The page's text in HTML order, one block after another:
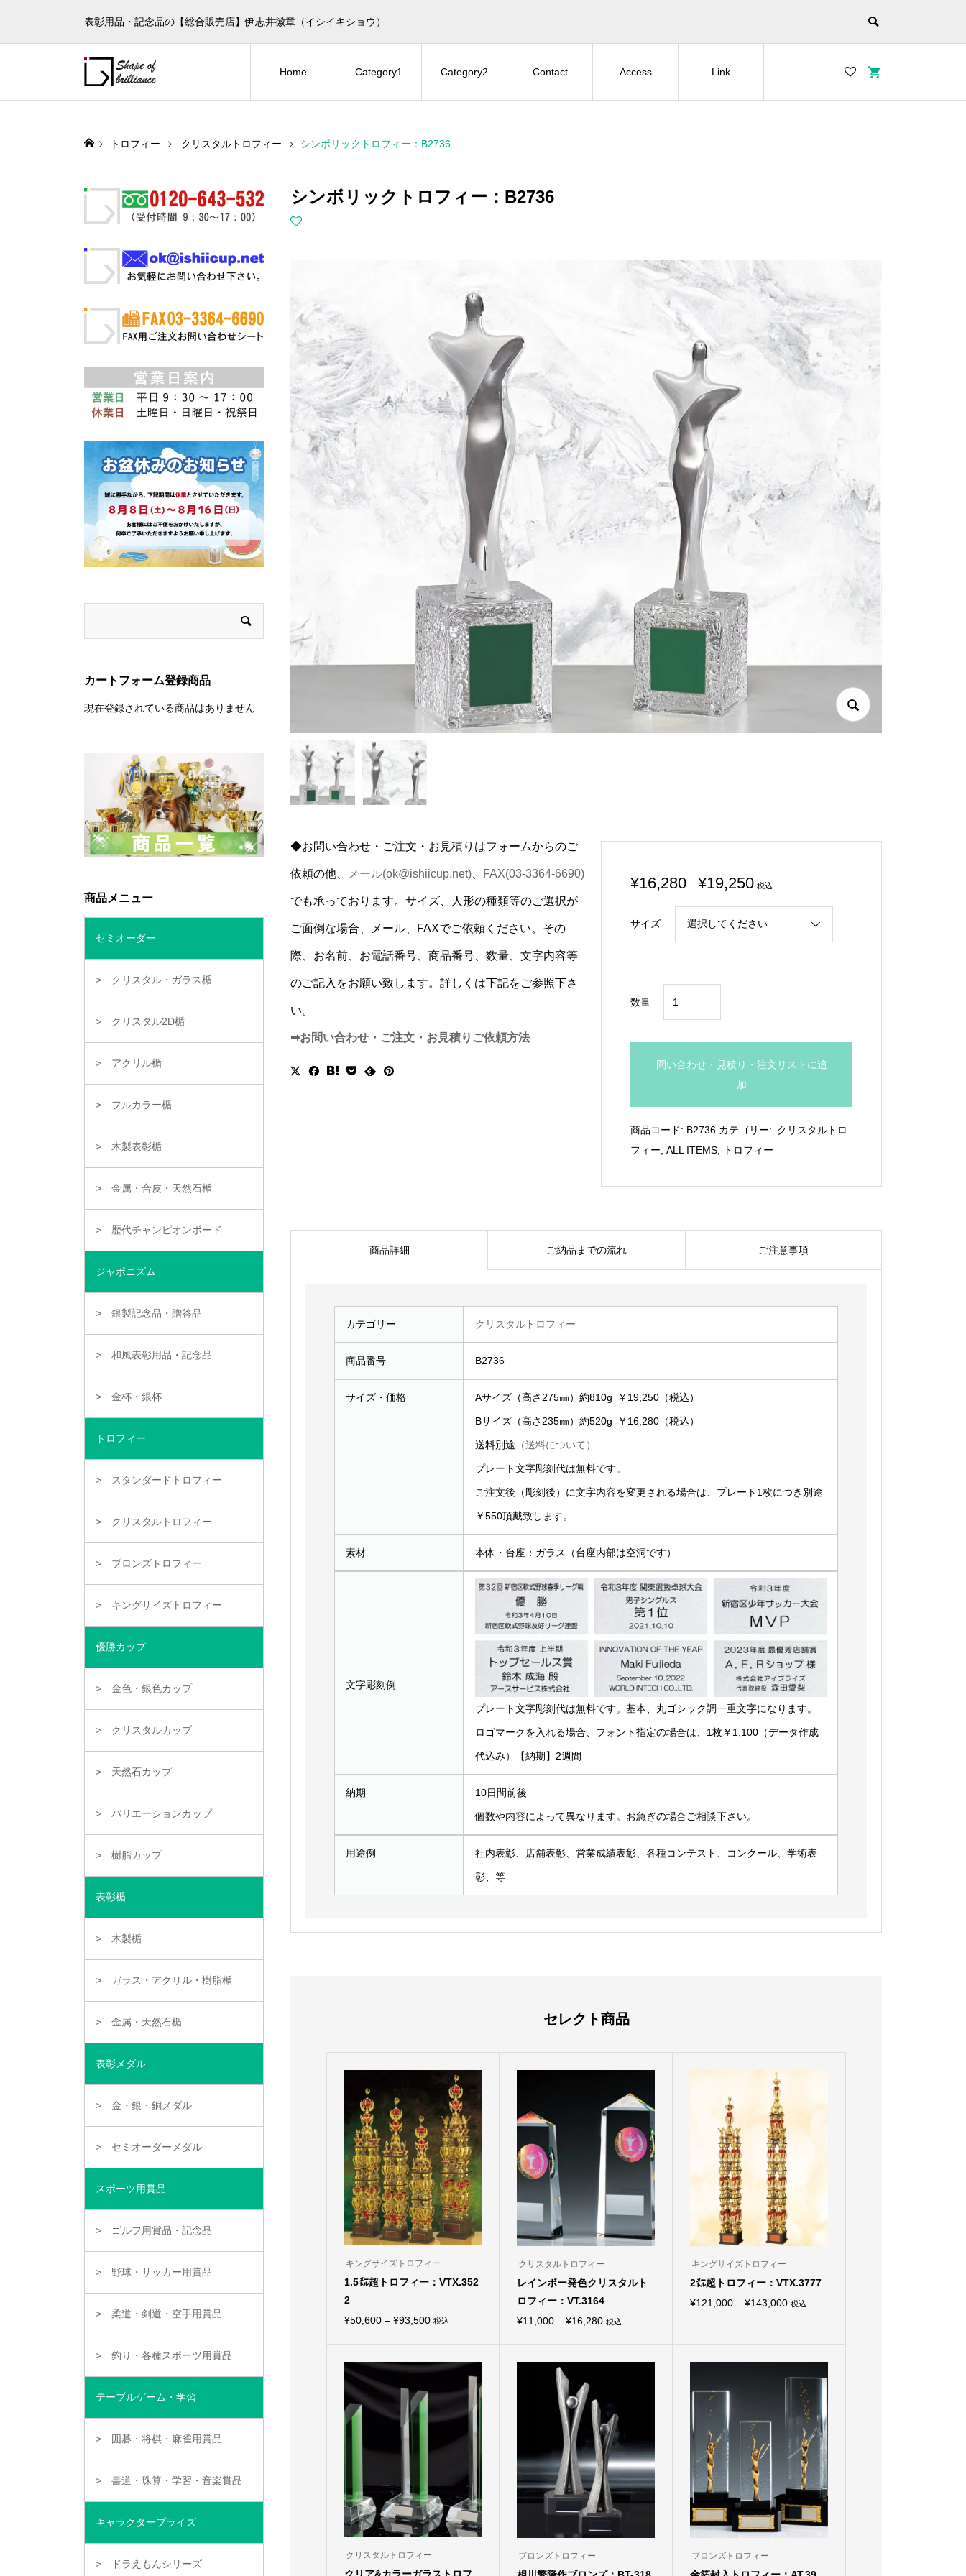
表彰用品・記念品の【総合販売店】伊志井徽章（イシイキショウ）
Home Category1 Category2 Contact Access Link
トロフィー クリスタルトロフィー シンボリックトロフィー：B2736
シンボリックトロフィー：B2736
◆お問い合わせ・ご注文・お見積りはフォームからのご
依頼の他、 メール(ok@ishiicup.net) FAX(03-3364-6690)
でも承っております。サイズ、人形の種類等のご選択が
ご面倒な場合、メール、FAXでご依頼ください。その
際、お名前、お電話番号、商品番号、数量、文字内容等
のご記入をお願い致します。詳しくは下記をご参照下さ
い。
➡お問い合わせ・ご注文・お見積りご依頼方法
¥16,280 – ¥19,250 税込
サイズ
数量
ロ
フ
問い合わせ・見積り・注文リストに追
加
商品コード: B2736 カテゴリー: クリスタルトロ
フィー,ALL ITEMS, トロフィー
商品詳細 ご納品までの流れ ご注意事項
カテゴリー クリスタルトロフィー
商品番号 B2736
サイズ・価格 Aサイズ（高さ275㎜）約810g ￥19,250（税込）
Bサイズ（高さ235㎜）約520g ￥16,280（税込）
送料別途 （送料について）
プレート文字彫刻代は無料です。
ご注文後（彫刻後）に文字内容を変更される場合は、プレート1枚につき別途
￥550頂戴致します。
素材 本体・台座：ガラス（台座内部は空洞です）
文字彫刻例
プレート文字彫刻代は無料です。基本、丸ゴシック調一重文字になります。
ロゴマークを入れる場合、フォント指定の場合は、1枚￥1,100（データ作成
代込み）【納期】2週間
納期 10日間前後
個数や内容によって異なります。お急ぎの場合ご相談下さい。
用途例 社内表彰、店舗表彰、営業成績表彰、各種コンテスト、コンクール、学術表
彰、等
セレクト商品
キングサイズトロフィー
1.5㍍超トロフィー：VTX.352
2
¥50,600 – ¥93,500価
¥50,600
税込
の
品
に
は
複
数
の
ョ
ン
が
あ
り
ま
す。
オ
クリスタルトロフィー
レインボー発色クリスタルト
ロフィー：VT.3164
¥11,000 – ¥16,280価
¥16,280
税込
の
品
エ
ー
シ
ョ
ン
り
ま
す。
オ
キングサイズトロフィー
2㍍超トロフィー：VTX.3777
¥121,000 – ¥143,000価
–
¥143,000
税込
品
に
数
リ
エ
シ
ョ
ン
が
あ
り
ま
オ
クリスタルトロフィー ブロンズトロフィー ブロンズトロフィー
カートフォーム登録商品
現在登録されている商品はありません
商品メニュー
セミオーダー
クリスタル・ガラス楯
クリスタル2D楯
アクリル楯
フルカラー楯
木製表彰楯
金属・合皮・天然石楯
歴代チャンピオンボード
ジャポニズム
銀製記念品・贈答品
和風表彰用品・記念品
金杯・銀杯
トロフィー
スタンダードトロフィー
クリスタルトロフィー
ブロンズトロフィー
キングサイズトロフィー
優勝カップ
金色・銀色カップ
クリスタルカップ
天然石カップ
バリエーションカップ
樹脂カップ
表彰楯
木製楯
ガラス・アクリル・樹脂楯
金属・天然石楯
表彰メダル
金・銀・銅メダル
セミオーダーメダル
スポーツ用賞品
ゴルフ用賞品・記念品
野球・サッカー用賞品
柔道・剣道・空手用賞品
釣り・各種スポーツ用賞品
テーブルゲーム・学習
囲碁・将棋・麻雀用賞品
書道・珠算・学習・音楽賞品
キャラクタープライズ
ドラえもんシリーズ